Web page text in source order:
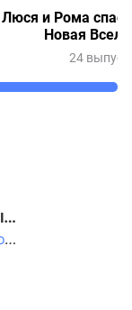
Люся и Рома
Новая
24
Любознательные Дети
Юлиана Бондаренко & Амелия Колпакова & Егор Егоров & Валерия Шевченко & Ксюша Косичкина